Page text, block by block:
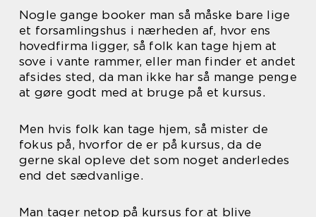
Nogle gange booker man så måske bare lige
et forsamlingshus i nærheden af, hvor ens
hovedfirma ligger, så folk kan tage hjem at
sove i vante rammer, eller man finder et andet
afsides sted, da man ikke har så mange penge
at gøre godt med at bruge på et kursus.
Men hvis folk kan tage hjem, så mister de
fokus på, hvorfor de er på kursus, da de
gerne skal opleve det som noget anderledes
end det sædvanlige.
Man tager netop på kursus for at blive